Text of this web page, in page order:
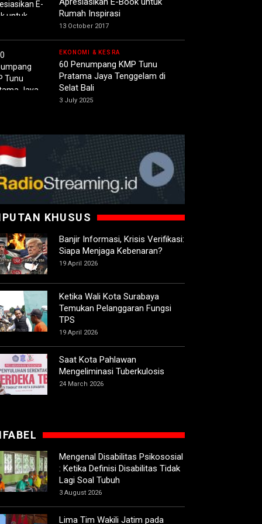
Rumah Inspirasi
13 October 2017
EKONOMI & KESRA
60 Penumpang KMP Tunu
Pratama Jaya Tenggelam di
Selat Bali
3 July 2025
KHUSUS
Banjir Informasi, Krisis Verifikasi:
Siapa Menjaga Kebenaran?
19 April 2026
Ketika Wali Kota Surabaya
Temukan Pelanggaran Fungsi
TPS
19 April 2026
Saat Kota Pahlawan
Mengeliminasi Tuberkulosis
24 March 2026
Mengenal Disabilitas Psikososial
: Ketika Definisi Disabilitas Tidak
Lagi Soal Tubuh
3 August 2026
Lima Tim Wakili Jatim pada